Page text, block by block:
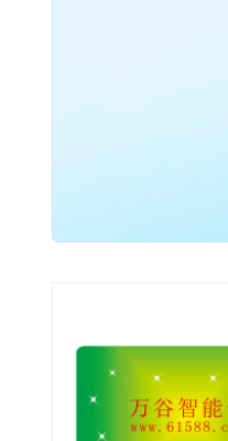
流量开关
06,西德FR11.CC|热导